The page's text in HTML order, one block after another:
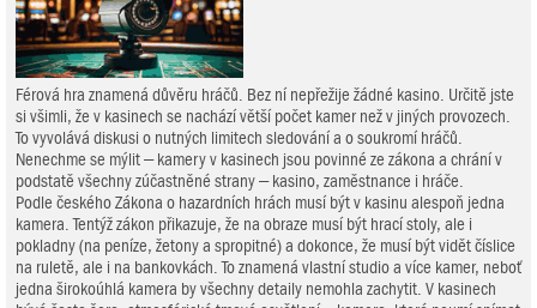
Férová hra znamená důvěru hráčů. Bez ní nepřežije žádné kasino. Určitě jste
si všimli, že v kasinech se nachází větší počet kamer než v jiných provozech.
To vyvolává diskusi o nutných limitech sledování a o soukromí hráčů.
Nenechme se mýlit – kamery v kasinech jsou povinné ze zákona a chrání v
podstatě všechny zúčastněné strany – kasino, zaměstnance i hráče.
Podle českého Zákona o hazardních hrách musí být v kasinu alespoň jedna
kamera. Tentýž zákon přikazuje, že na obraze musí být hrací stoly, ale i
pokladny (na peníze, žetony a spropitné) a dokonce, že musí být vidět číslice
na ruletě, ale i na bankovkách. To znamená vlastní studio a více kamer, neboť
jedna širokoúhlá kamera by všechny detaily nemohla zachytit. V kasinech